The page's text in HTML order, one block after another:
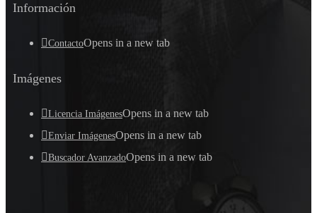
Información
ContactoOpens in a new tab
Imágenes
Licencia ImágenesOpens in a new tab
Enviar ImágenesOpens in a new tab
Buscador AvanzadoOpens in a new tab